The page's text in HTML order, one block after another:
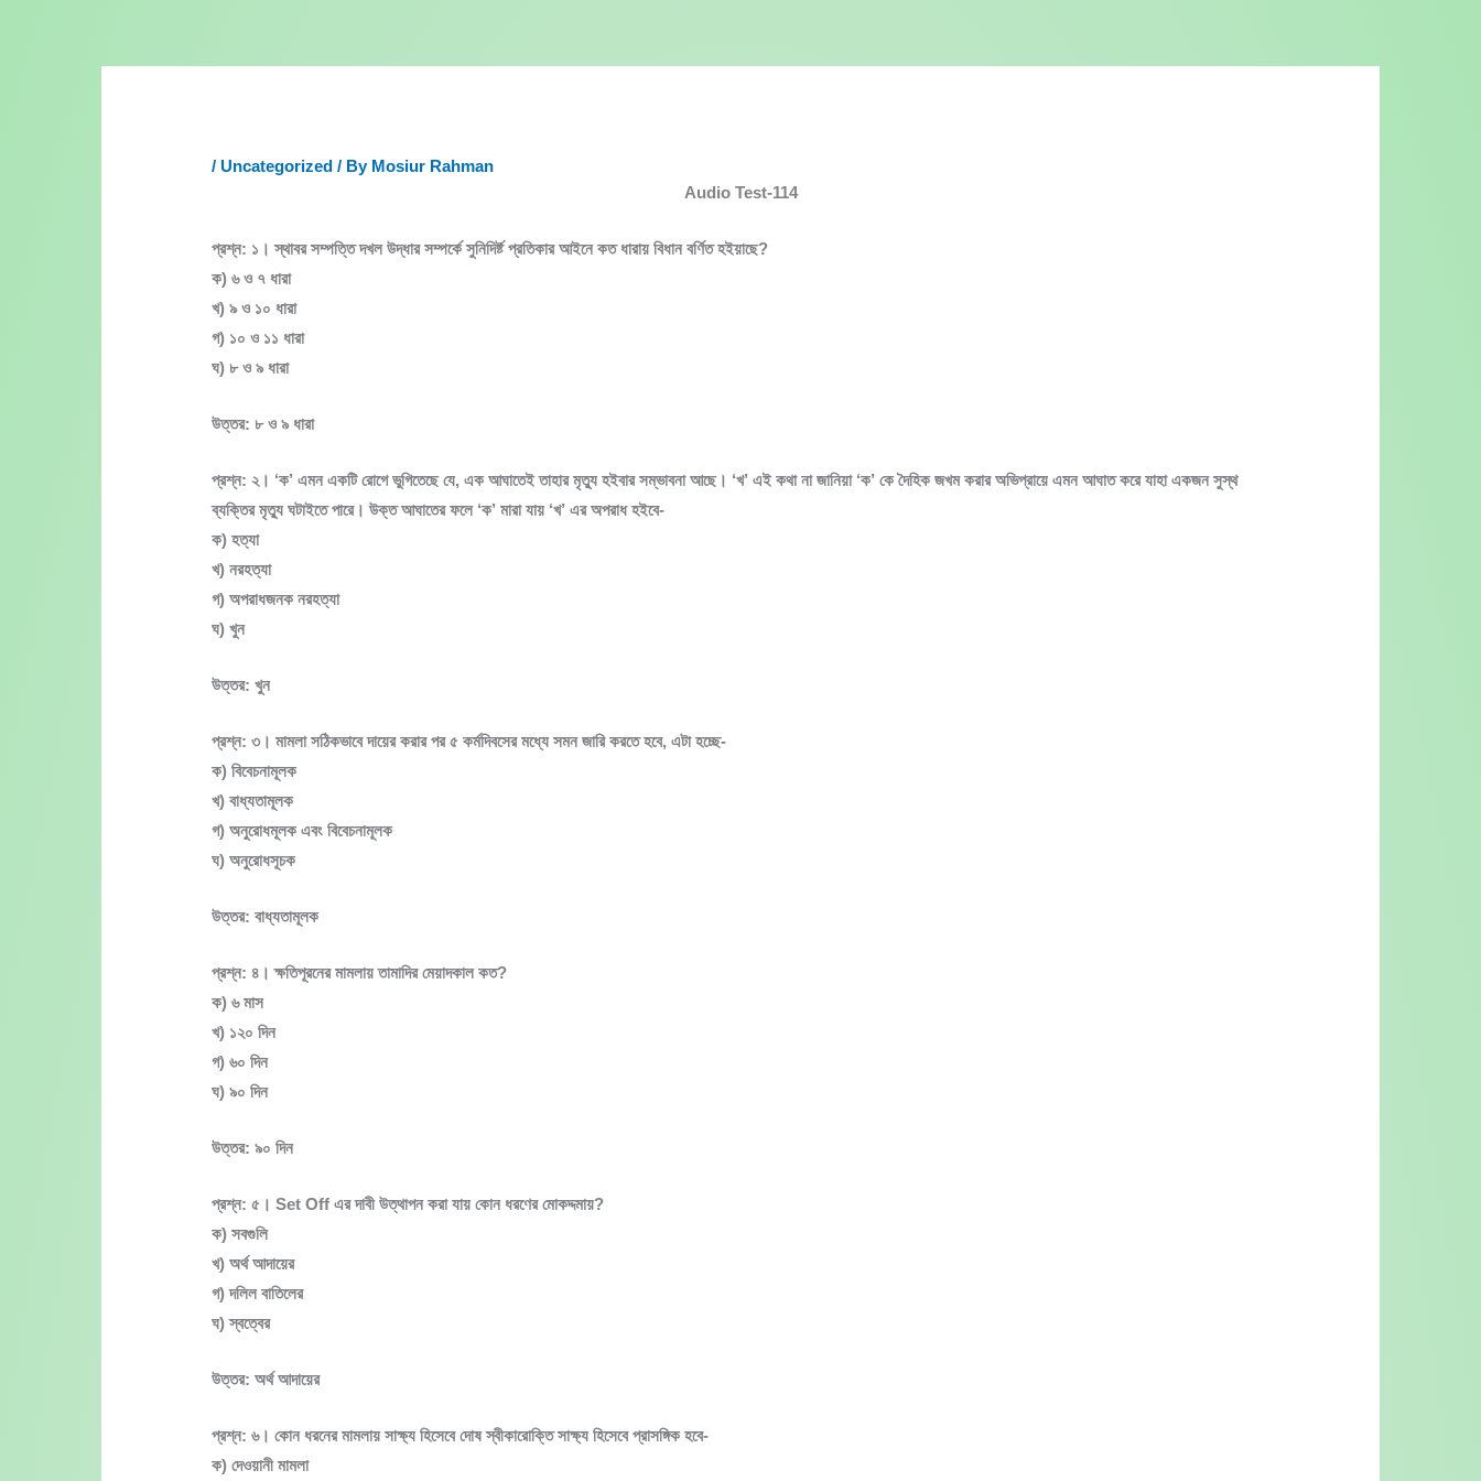
/Uncategorized / By Mosiur Rahman
Audio Test-114
প্রশ্ন: ১। স্থাবর সম্পত্তি দখল উদ্ধার সম্পর্কে সুনিদির্ষ্ট প্রতিকার আইনে কত ধারায় বিধান বর্ণিত হইয়াছে?
ক) ৬ ও ৭ ধারা
খ) ৯ ও ১০ ধারা
গ) ১০ ও ১১ ধারা
ঘ) ৮ ও ৯ ধারা
উত্তর: ৮ ও ৯ ধারা
প্রশ্ন: ২। ‘ক’ এমন একটি রোগে ভুগিতেছে যে, এক আঘাতেই তাহার মৃত্যু হইবার সম্ভাবনা আছে। ‘খ’ এই কথা না জানিয়া ‘ক’ কে দৈহিক জখম করার অভিপ্রায়ে এমন আঘাত করে যাহা একজন সুস্থ
ব্যক্তির মৃত্যু ঘটাইতে পারে। উক্ত আঘাতের ফলে ‘ক’ মারা যায় ‘খ’ এর অপরাধ হইবে-
ক) হত্যা
খ) নরহত্যা
গ) অপরাধজনক নরহত্যা
ঘ) খুন
উত্তর: খুন
প্রশ্ন: ৩। মামলা সঠিকভাবে দায়ের করার পর ৫ কর্মদিবসের মধ্যে সমন জারি করতে হবে, এটা হচ্ছে-
ক) বিবেচনামূলক
খ) বাধ্যতামূলক
গ) অনুরোধমূলক এবং বিবেচনামূলক
ঘ) অনুরোধসূচক
উত্তর: বাধ্যতামূলক
প্রশ্ন: ৪। ক্ষতিপূরনের মামলায় তামাদির মেয়াদকাল কত?
ক) ৬ মাস
খ) ১২০ দিন
গ) ৬০ দিন
ঘ) ৯০ দিন
উত্তর: ৯০ দিন
প্রশ্ন: ৫। Set Off এর দাবী উত্থাপন করা যায় কোন ধরণের মোকদ্দমায়?
ক) সবগুলি
খ) অর্থ আদায়ের
গ) দলিল বাতিলের
ঘ) স্বত্বের
উত্তর: অর্থ আদায়ের
প্রশ্ন: ৬। কোন ধরনের মামলায় সাক্ষ্য হিসেবে দোষ স্বীকারোক্তি সাক্ষ্য হিসেবে প্রাসঙ্গিক হবে-
ক) দেওয়ানী মামলা